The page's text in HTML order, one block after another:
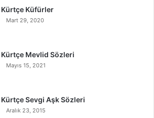
Kürtçe Küfürler
Mart 29, 2020
Kürtçe Mevlid Sözleri
Mayıs 15, 2021
Kürtçe Sevgi Aşk Sözleri
Aralık 23, 2015